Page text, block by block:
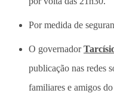
Por medida de
O governador
publicação nas redes
familiares e amigos